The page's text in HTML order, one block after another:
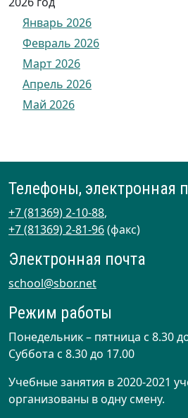
Январь 2026
Февраль 2026
Март 2026
Апрель 2026
Май 2026
Телефоны, электронная
+7 (81369) 2-10-88,
+7 (81369) 2-81-96(факс)
Электронная почта
school@sbor.net
Режим работы
Понедельник – пятница с 8.30
Суббота с 8.30 до 17.00
Учебные занятия в 2020-2021
организованы в одну смену.